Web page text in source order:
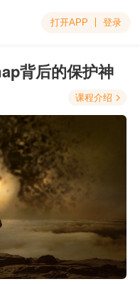
打开APP 登录
背后的保护神
课程介绍 